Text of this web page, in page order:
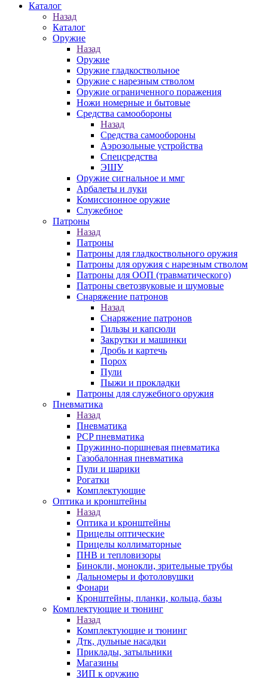
Каталог
Назад
Каталог
Оружие
Назад
Оружие
Оружие гладкоствольное
Оружие с нарезным стволом
Оружие ограниченного поражения
Ножи номерные и бытовые
Средства самообороны
Назад
Средства самообороны
Аэрозольные устройства
Спецсредства
ЭШУ
Оружие сигнальное и ммг
Арбалеты и луки
Комиссионное оружие
Служебное
Патроны
Назад
Патроны
Патроны для гладкоствольного оружия
Патроны для оружия с нарезным стволом
Патроны для ООП (травматического)
Патроны светозвуковые и шумовые
Снаряжение патронов
Назад
Снаряжение патронов
Гильзы и капсюли
Закрутки и машинки
Дробь и картечь
Порох
Пули
Пыжи и прокладки
Патроны для служебного оружия
Пневматика
Назад
Пневматика
PCP пневматика
Пружинно-поршневая пневматика
Газобалонная пневматика
Пули и шарики
Рогатки
Комплектующие
Оптика и кронштейны
Назад
Оптика и кронштейны
Прицелы оптические
Прицелы коллиматорные
ПНВ и тепловизоры
Бинокли, монокли, зрительные трубы
Дальномеры и фотоловушки
Фонари
Кронштейны, планки, кольца, базы
Комплектующие и тюнинг
Назад
Комплектующие и тюнинг
Дтк, дульные насадки
Приклады, затыльники
Магазины
ЗИП к оружию